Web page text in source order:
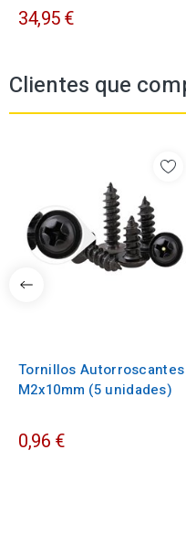
34,95 €
Clientes que
Tornillos Autorroscantes
M2x10mm (5 unidades)
0,96 €